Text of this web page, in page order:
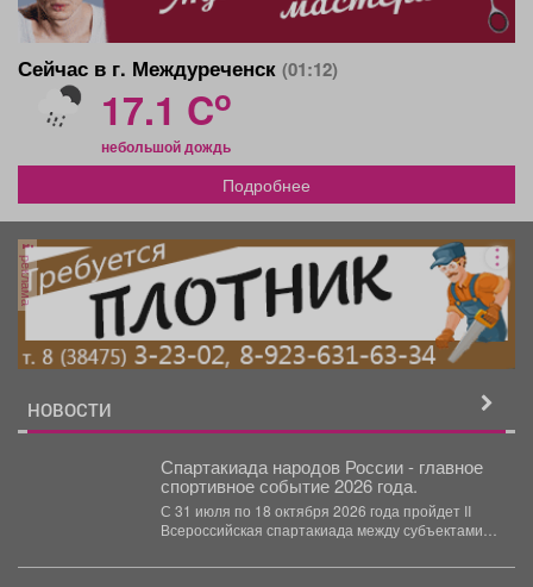
Сейчас в г. Междуреченск (01:12)
17.1 Co
небольшой дождь
Подробнее
реклама
НОВОСТИ
Спартакиада народов России - главное
спортивное событие 2026 года.
С 31 июля по 18 октября 2026 года пройдет II
Всероссийская спартакиада между субъектами